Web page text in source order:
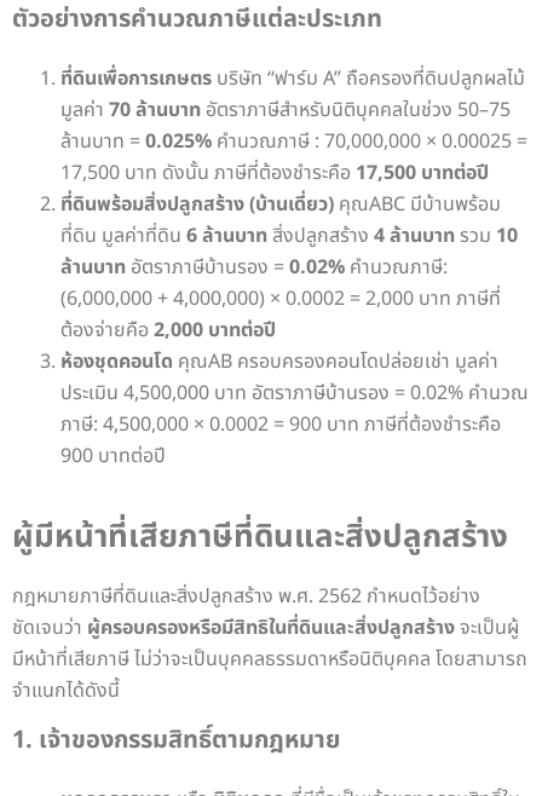
ตัวอย่างการคำนวณภาษีแต่ละประเภท
ที่ดินเพื่อการเกษตร บริษัท “ฟาร์ม A” ถือครองที่ดินปลูกผลไม้
มูลค่า 70 ล้านบาท อัตราภาษีสำหรับนิติบุคคลในช่วง 50–75
ล้านบาท = 0.025% คำนวณภาษี : 70,000,000 × 0.00025 =
17,500 บาท ดังนั้น ภาษีที่ต้องชำระคือ 17,500 บาทต่อปี
ที่ดินพร้อมสิ่งปลูกสร้าง (บ้านเดี่ยว) คุณABC มีบ้านพร้อม
ที่ดิน มูลค่าที่ดิน 6 ล้านบาท สิ่งปลูกสร้าง 4 ล้านบาทรวม 10
ล้านบาท อัตราภาษีบ้านรอง = 0.02% คำนวณภาษี:
(6,000,000 + 4,000,000) × 0.0002 = 2,000 บาท ภาษีที่
ต้องจ่ายคือ 2,000 บาทต่อปี
ห้องชุดคอนโด คุณAB ครอบครองคอนโดปล่อยเช่า มูลค่า
ประเมิน 4,500,000 บาท อัตราภาษีบ้านรอง = 0.02% คำนวณ
ภาษี: 4,500,000 × 0.0002 = 900 บาท ภาษีที่ต้องชำระคือ
900 บาทต่อปี
ผู้มีหน้าที่เสียภาษีที่ดินและสิ่งปลูกสร้าง
กฎหมายภาษีที่ดินและสิ่งปลูกสร้าง พ.ศ. 2562 กำหนดไว้อย่าง
ชัดเจนว่า ผู้ครอบครองหรือมีสิทธิในที่ดินและสิ่งปลูกสร้างจะเป็นผู้
มีหน้าที่เสียภาษี ไม่ว่าจะเป็นบุคคลธรรมดาหรือนิติบุคคล โดยสามารถ
จำแนกได้ดังนี้
1. เจ้าของกรรมสิทธิ์ตามกฎหมาย